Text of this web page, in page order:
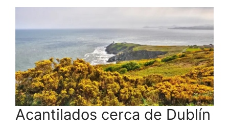
Acantilados cerca de Dublín